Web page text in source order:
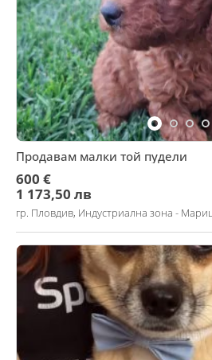
Продавам малки той пудели
600 €
1 173,50 лв
гр. Пловдив, Индустриална зона -